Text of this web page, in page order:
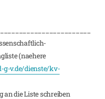
(naehere
g-v.de/dienste/kv-
an die Liste schreiben